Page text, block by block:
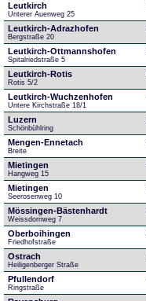
Leutkirch
Unterer Auenweg 25
Leutkirch-Adrazhofen
Bergstraße 20
Leutkirch-Ottmannshofen
Spitalriedstraße 5
Leutkirch-Rotis
Rotis 5/2
Leutkirch-Wuchzenhofen
Untere Kirchstraße 18/1
Luzern
Schönbühlring
Mengen-Ennetach
Breite
Mietingen
Hangweg 15
Mietingen
Seerosenweg 10
Mössingen-Bästenhardt
Weissdornweg 7
Oberboihingen
Friedhofstraße
Ostrach
Heiligenberger Straße
Pfullendorf
Ringstraße